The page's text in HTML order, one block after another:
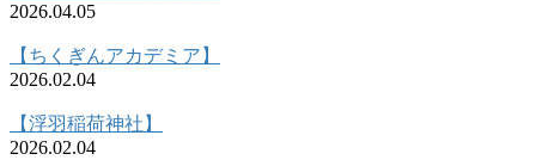
2026.04.05
【ちくぎんアカデミア】
2026.02.04
【浮羽稲荷神社】
2026.02.04